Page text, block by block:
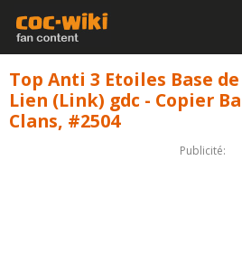
Top Anti 3 Etoiles Base de
Lien (Link) gdc - Copier
Clans, #2504
Publicité: